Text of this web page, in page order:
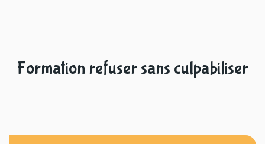
Formation refuser sans culpabiliser